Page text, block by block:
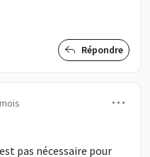
Répondre
pas nécessaire pour